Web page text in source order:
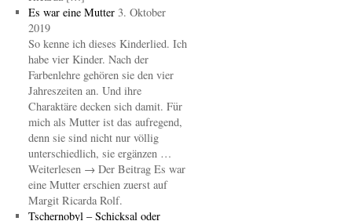
Es war eine Mutter 3. Oktober
2019
So kenne ich dieses Kinderlied. Ich
habe vier Kinder. Nach der
Farbenlehre gehören sie den vier
Jahreszeiten an. Und ihre
Charaktäre decken sich damit. Für
mich als Mutter ist das aufregend,
denn sie sind nicht nur völlig
unterschiedlich, sie ergänzen …
Weiterlesen → Der Beitrag Es war
eine Mutter erschien zuerst auf
Margit Ricarda Rolf.
Tschernobyl – Schicksal oder